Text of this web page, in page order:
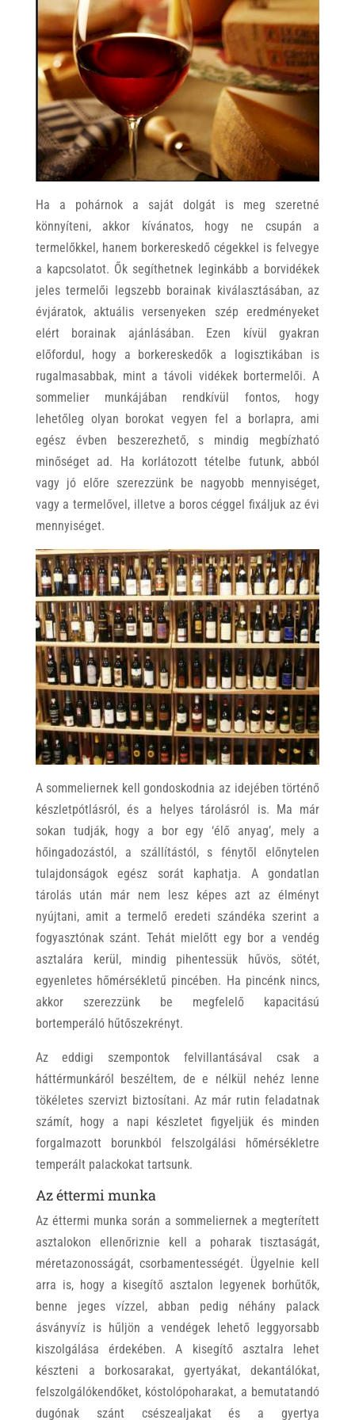
Ha a pohárnok a saját dolgát is meg szeretné
könnyíteni, akkor kívánatos, hogy ne csupán a
termelőkkel, hanem borkereskedő cégekkel is felvegye
a kapcsolatot. Ők segíthetnek leginkább a borvidékek
jeles termelői legszebb borainak kiválasztásában, az
évjáratok, aktuális versenyeken szép eredményeket
elért borainak ajánlásában. Ezen kívül gyakran
előfordul, hogy a borkereskedők a logisztikában is
rugalmasabbak, mint a távoli vidékek bortermelői. A
sommelier munkájában rendkívül fontos, hogy
lehetőleg olyan borokat vegyen fel a borlapra, ami
egész évben beszerezhető, s mindig megbízható
minőséget ad. Ha korlátozott tételbe futunk, abból
vagy jó előre szerezzünk be nagyobb mennyiséget,
vagy a termelővel, illetve a boros céggel fixáljuk az évi
mennyiséget.
A sommeliernek kell gondoskodnia az idejében történő
készletpótlásról, és a helyes tárolásról is. Ma már
sokan tudják, hogy a bor egy ‘élő anyag’, mely a
hőingadozástól, a szállítástól, s fénytől előnytelen
tulajdonságok egész sorát kaphatja. A gondatlan
tárolás után már nem lesz képes azt az élményt
nyújtani, amit a termelő eredeti szándéka szerint a
fogyasztónak szánt. Tehát mielőtt egy bor a vendég
asztalára kerül, mindig pihentessük hűvös, sötét,
egyenletes hőmérsékletű pincében. Ha pincénk nincs,
akkor szerezzünk be megfelelő kapacitású
bortemperáló hűtőszekrényt.
Az eddigi szempontok felvillantásával csak a
háttérmunkáról beszéltem, de e nélkül nehéz lenne
tökéletes szervizt biztosítani. Az már rutin feladatnak
számít, hogy a napi készletet figyeljük és minden
forgalmazott borunkból felszolgálási hőmérsékletre
temperált palackokat tartsunk.
Az éttermi munka
Az éttermi munka során a sommeliernek a megterített
asztalokon ellenőriznie kell a poharak tisztaságát,
méretazonosságát, csorbamentességét. Ügyelnie kell
arra is, hogy a kisegítő asztalon legyenek borhűtők,
benne jeges vízzel, abban pedig néhány palack
ásványvíz is hűljön a vendégek lehető leggyorsabb
kiszolgálása érdekében. A kisegítő asztalra lehet
készteni a borkosarakat, gyertyákat, dekantálókat,
felszolgálókendőket, kóstolópoharakat, a bemutatandó
dugónak szánt csészealjakat és a gyertya